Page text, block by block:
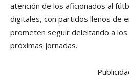
atención de los aficionados al
digitales, con partidos llenos de
prometen seguir deleitando a
próximas jornadas.